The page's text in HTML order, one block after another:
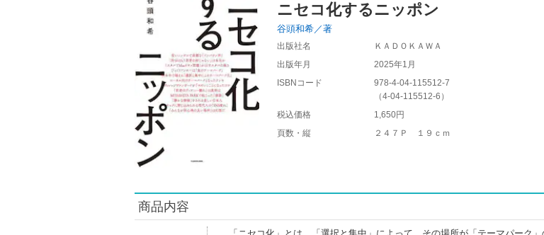
ニセコ化するニッポン
谷頭和希／著
出版社名
ＫＡＤＯＫＡＷＡ
出版年月
2025年1月
ISBNコード
978-4-04-115512-7
（4-04-115512-6 ）
税込価格
1,650円
頁数・縦
２４７Ｐ １９ｃｍ
商品内容